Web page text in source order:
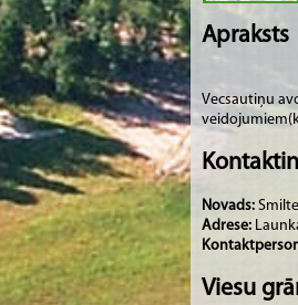
Apraksts
Vecsautiņu
Novads:
Adrese:
Viesu